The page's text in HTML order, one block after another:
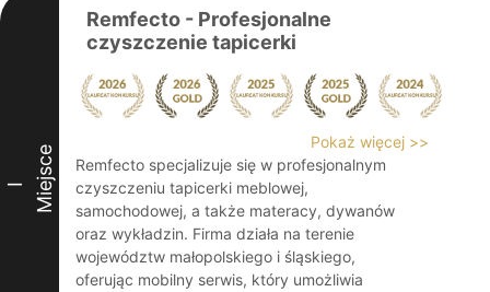
I Miejsce
Remfecto - Profesjonalne
czyszczenie tapicerki
Pokaż więcej >>
Remfecto specjalizuje się w profesjonalnym
czyszczeniu tapicerki meblowej,
samochodowej, a także materacy, dywanów
oraz wykładzin. Firma działa na terenie
województw małopolskiego i śląskiego,
oferując mobilny serwis, który umożliwia